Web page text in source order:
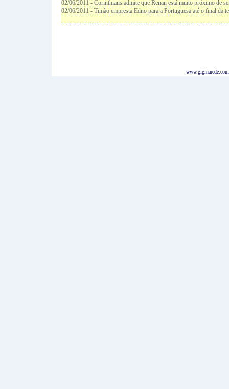
02/06/2011 - Corinthians admite que Renan está muito próximo de
02/06/2011 - Timão empresta Edno para a Portuguesa até o final da